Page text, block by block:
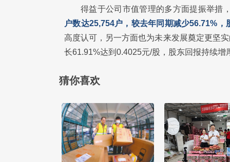
得益于公司市值管理的多方面提振举措
户数达25,754户，较去年同期减少56.71%
高度认可，另一方面也为未来发展奠定更坚
长61.91%达到0.4025元/股，股东回报持续增
猜你喜欢